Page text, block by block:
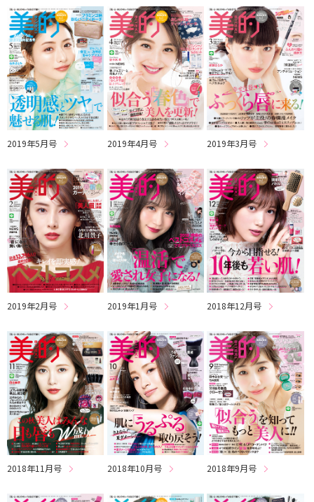
2019年5月号 2019年4月号 2019年3月号
2019年2月号 2019年1月号 2018年12月号
2018年11月号 2018年10月号 2018年9月号